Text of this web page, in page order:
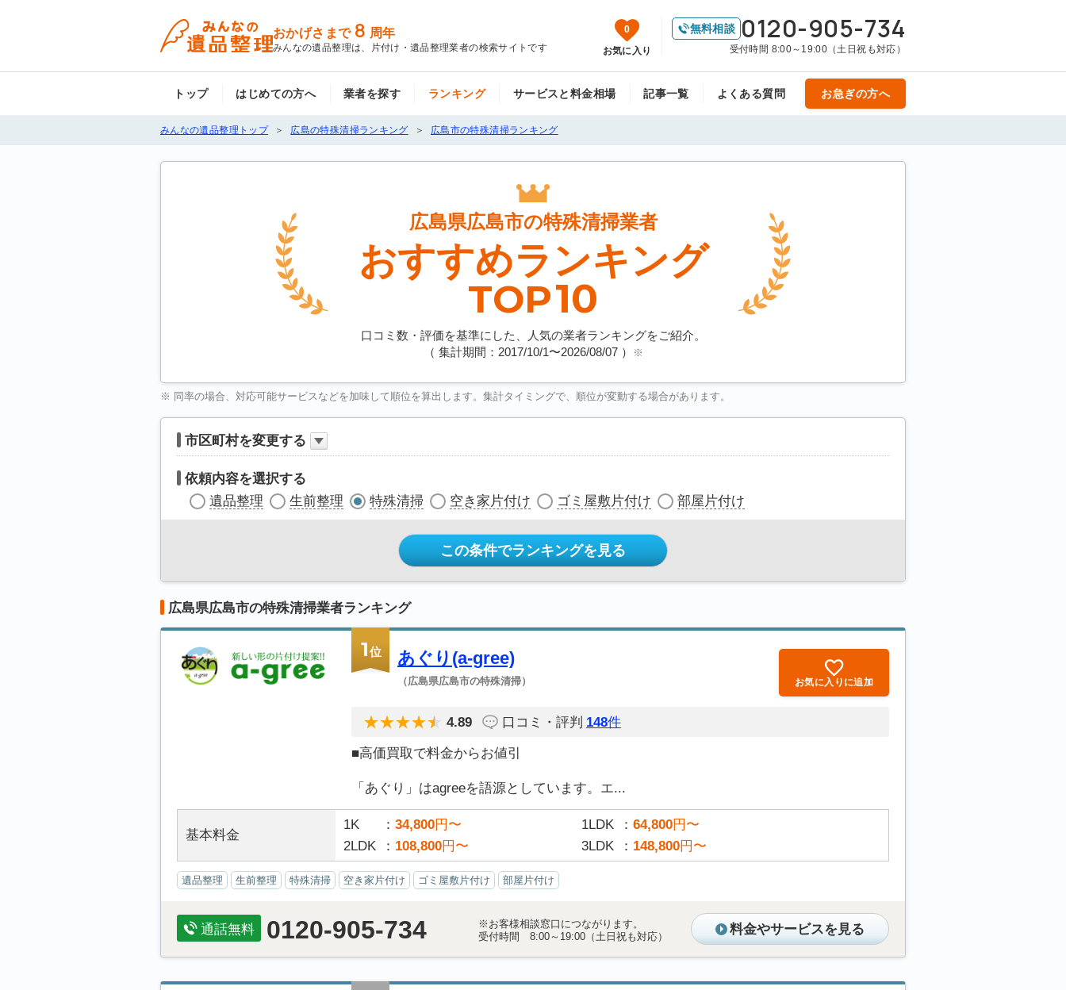
おかげさまで 8 周年
みんなの遺品整理は、片付け・遺品整理業者の検索サイトです
0
お気に入り
無料相談 0120-905-734
受付時間 8:00～19:00（土日祝も対応）
トップ はじめての方へ 業者を探す ランキング サービスと料金相場 記事一覧 よくある質問 お急ぎの方へ
みんなの遺品整理トップ 広島の特殊清掃ランキング 広島市の特殊清掃ランキング
広島県広島市の特殊清掃業者
おすすめランキング
TOP10
口コミ数・評価を基準にした、人気の業者ランキングをご紹介。
（ 集計期間：2017/10/1〜2026/08/07） ※
※ 同率の場合、対応可能サービスなどを加味して順位を算出します。集計タイミングで、順位が変動する場合があります。
市区町村を変更する
依頼内容を選択する
遺品整理
生前整理 特殊清掃 空き家片付け ゴミ屋敷片付け 部屋片付け
この条件でランキングを見る
広島県広島市の特殊清掃業者ランキング
1位 あぐり(a-gree)
（広島県広島市の特殊清掃） お気に入りに追加
4.89 口コミ・評判 148件
■高価買取で料金からお値引
「あぐり」はagreeを語源としています。エ...
基本料金
1K 34,800円〜 1LDK 64,800円〜
2LDK
108,800円〜 3LDK 148,800円〜
遺品整理 生前整理 特殊清掃 空き家片付け ゴミ屋敷片付け 部屋片付け
通話無料 0120-905-734
※お客様相談窓口につながります。
受付時間 8:00～19:00（土日祝も対応）
料金やサービスを見る